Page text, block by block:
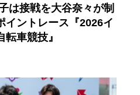
は接戦を大谷奈々が制
イントレース『2026イ
転車競技』